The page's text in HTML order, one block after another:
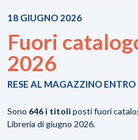
18 GIUGNO 2026
Fuori
2026
RESE AL MAGAZZINO
Sono 646 i titoli posti fuori
Libreria di giugno 2026.